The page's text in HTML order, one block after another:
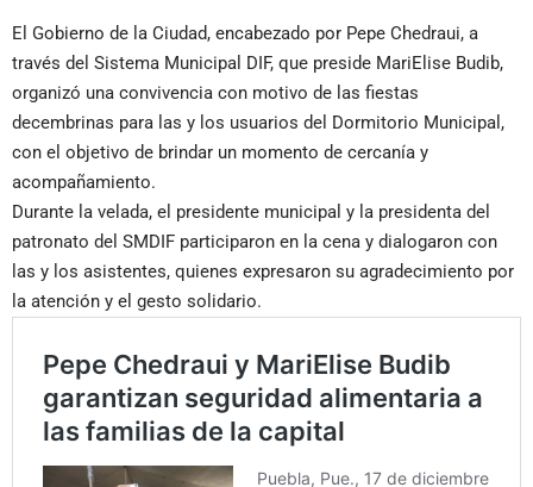
El Gobierno de la Ciudad, encabezado por Pepe Chedraui, a
través del Sistema Municipal DIF, que preside MariElise Budib,
organizó una convivencia con motivo de las fiestas
decembrinas para las y los usuarios del Dormitorio Municipal,
con el objetivo de brindar un momento de cercanía y
acompañamiento.
Durante la velada, el presidente municipal y la presidenta del
patronato del SMDIF participaron en la cena y dialogaron con
las y los asistentes, quienes expresaron su agradecimiento por
la atención y el gesto solidario.